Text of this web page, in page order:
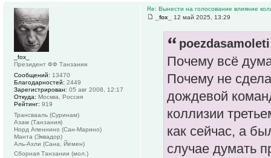
Re: Вынести на голосование влияние
_fox_
12 май 2025, 13:29
Почему всё
Почему не
дождевой
коллизии
как сейчас, а
случае думать
_fox_
Президент ФФ Танзании
Сообщений: 13470
Благодарностей: 2449
Зарегистрирован: 05 авг 2008, 12:17
Откуда: Москва, Россия
Рейтинг: 919
Трансвааль (Суринам)
Азам (Танзания)
Норд Апеннино (Сан-Марино)
Манта (Эквадор)
Аль-Ахли (Сана, Йемен)
Сборная Танзании (мол.)